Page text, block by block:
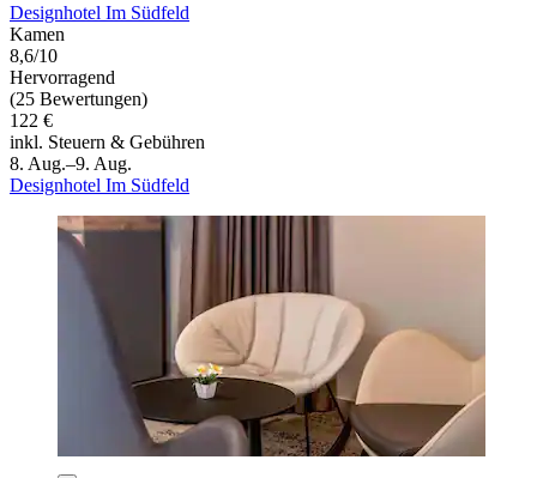
Designhotel Im Südfeld
Kamen
8,6/10
Hervorragend
(25 Bewertungen)
122 €
inkl. Steuern & Gebühren
8. Aug.–9. Aug.
Designhotel Im Südfeld